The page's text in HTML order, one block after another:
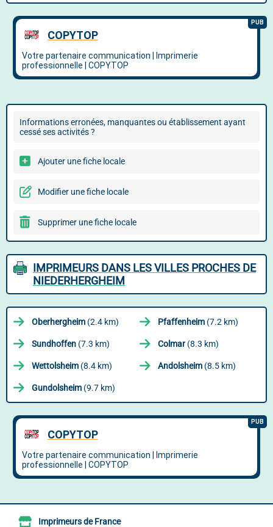
Informations erronées, manquantes ou établissement ayant
cessé ses activités ?
Ajouter une fiche locale
Modifier une fiche locale
Supprimer une fiche locale
IMPRIMEURS DANS LES VILLES PROCHES DE
NIEDERHERGHEIM
Oberhergheim (2.4 km) Pfaffenheim (7.2 km)
Sundhoffen (7.3 km) Colmar(8.3 km)
Wettolsheim (8.4 km) Andolsheim (8.5 km)
Gundolsheim (9.7 km)
Imprimeurs de France